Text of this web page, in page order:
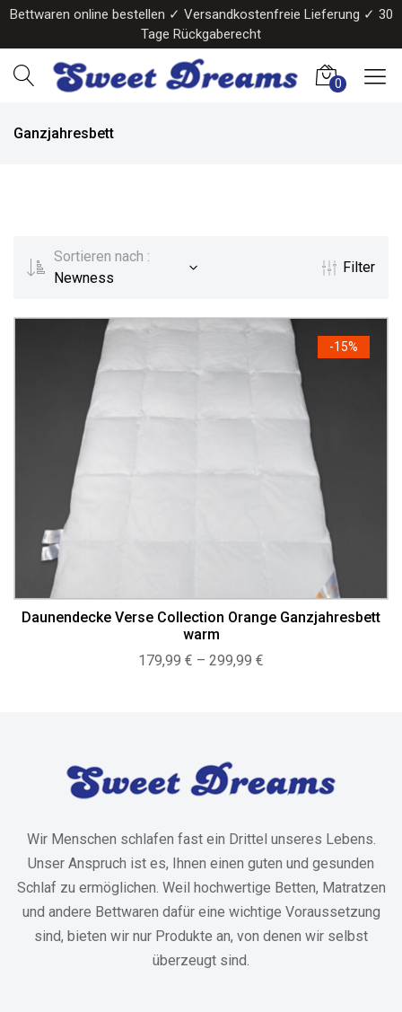
Bettwaren online bestellen ✓ Versandkostenfreie Lieferung ✓ 30
Tage Rückgaberecht
0
Ganzjahresbett
Sortieren nach :
Newness
Filter
-15%
Daunendecke Verse Collection Orange Ganzjahresbett
warm
179,99 € – 299,99 €
Wir Menschen schlafen fast ein Drittel unseres Lebens.
Unser Anspruch ist es, Ihnen einen guten und gesunden
Schlaf zu ermöglichen. Weil hochwertige Betten, Matratzen
und andere Bettwaren dafür eine wichtige Voraussetzung
sind, bieten wir nur Produkte an, von denen wir selbst
überzeugt sind.